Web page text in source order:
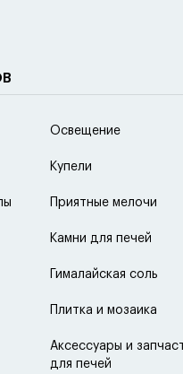
Освещение
Купели
Приятные мелочи
Камни для печей
Гималайская соль
Плитка и мозаика
Аксессуары и
для печей